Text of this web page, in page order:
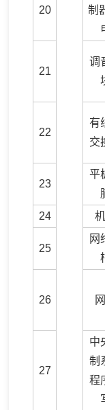
20
制
21
调
22
有
交
23
平
24
25
网
26
27
中
制
程